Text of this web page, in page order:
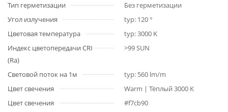
Тип герметизации
Без герметизации
Угол излучения
typ: 120 °
Цветовая температура
typ: 3000 K
Индекс цветопередачи CRI
(Ra)
>99 SUN
Световой поток на 1м
typ: 560 lm/m
Цвет свечения
Warm | Тёплый 3000 K
Цвет свечения
#f7cb90